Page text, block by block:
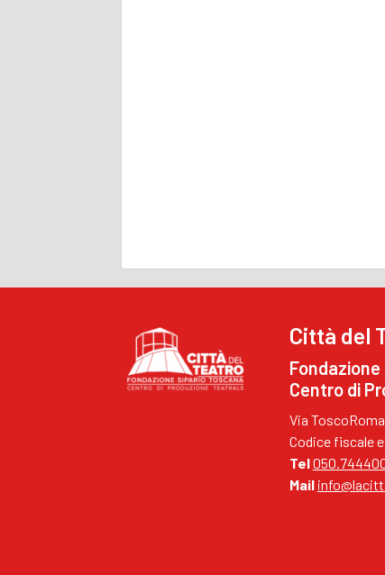
Città del
Centro di
Via
Codice fiscale
Tel
Mail